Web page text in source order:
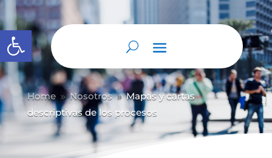
Abrir barra de herramientas
Home 9 Nosotros 9 Mapas y cartas
descriptivas de los procesos